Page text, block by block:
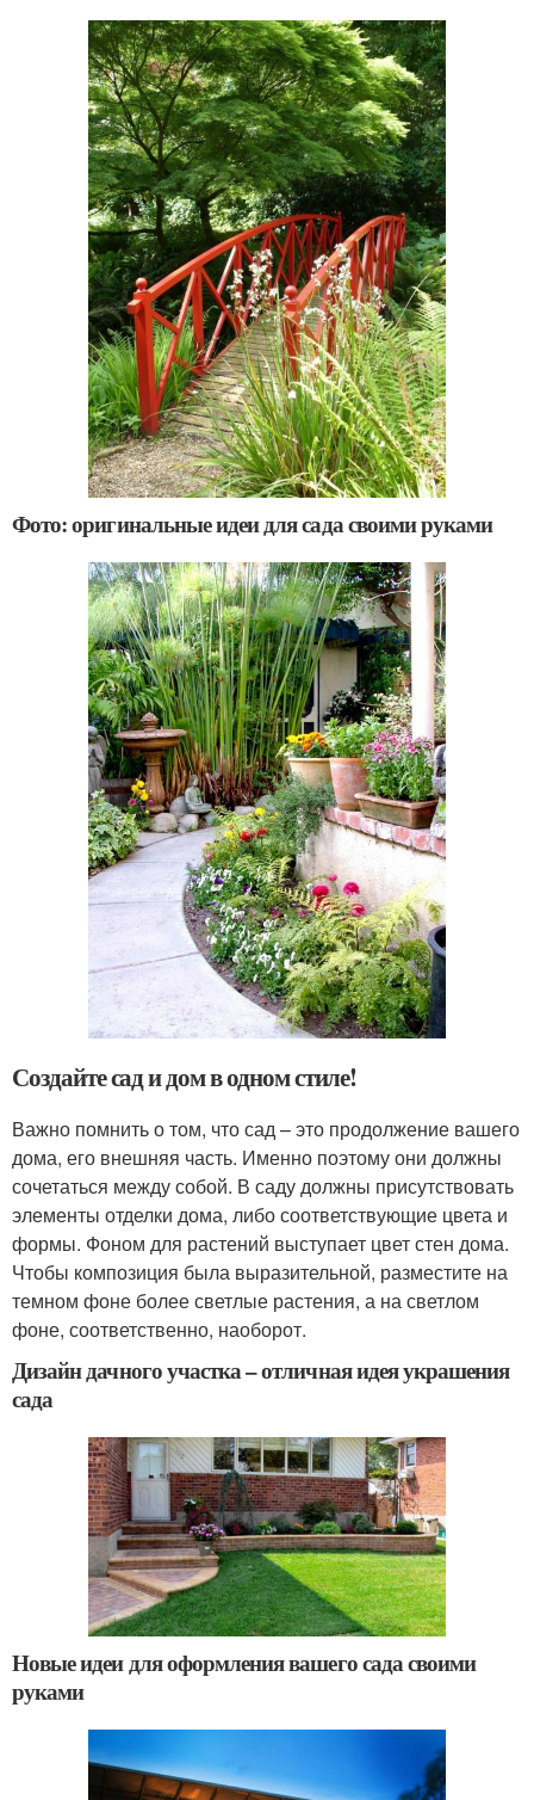
Фото: оригинальные идеи для сада своими руками
Создайте сад и дом в одном стиле!
Важно помнить о том, что сад – это продолжение вашего
дома, его внешняя часть. Именно поэтому они должны
сочетаться между собой. В саду должны присутствовать
элементы отделки дома, либо соответствующие цвета и
формы. Фоном для растений выступает цвет стен дома.
Чтобы композиция была выразительной, разместите на
темном фоне более светлые растения, а на светлом
фоне, соответственно, наоборот.
Дизайн дачного участка – отличная идея украшения
сада
Новые идеи для оформления вашего сада своими
руками